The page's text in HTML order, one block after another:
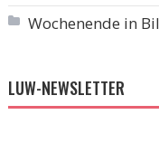
Wochenende in
LUW-NEWSLETTER